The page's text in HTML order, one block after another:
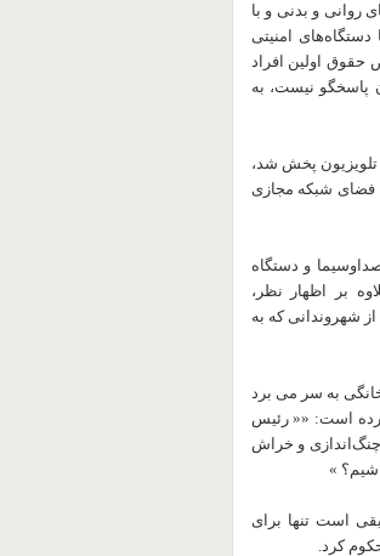
روانی و بدنی و با
امنیتی
حقوق اولین افراد
پاسخگو نیست، به
تلویزیون پخش شد،
فضای شبکه مجازی
و دستگاه
بر اظهار نظر،
شهروندانی که به
به انتخابات سال ۸۸ که از بهمن ماه سال ۸۹ در حصر خانگی به سر می برد
است: «« رئیس
و خراش
»
را به بیست سال زندان که ۱۸ سال آن تعلیقی است تنها برای
کرد.